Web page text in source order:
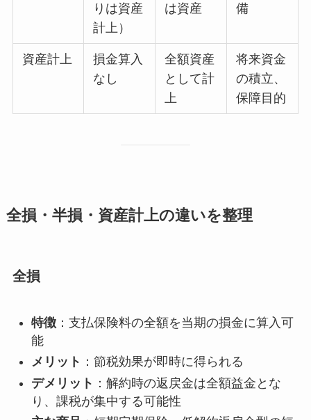
りは資産
計上）
は資産
備
資産計上
損金算入
なし
全額資産
として計
上
将来資金
の積立、
保障目的
全損・半損・資産計上の違いを整理
全損
特徴：支払保険料の全額を当期の損金に算入可
能
メリット ：節税効果が即時に得られる
デメリット ：解約時の返戻金は全額益金とな
り、課税が集中する可能性